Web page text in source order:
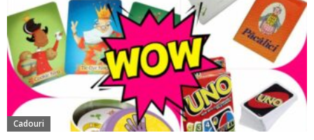
Cadouri